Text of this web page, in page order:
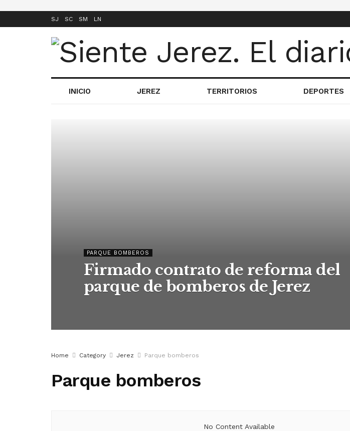
SJ SC SM LN
INICIO JEREZ TERRITORIOS DEPORTES
PARQUE BOMBEROS
Firmado contrato de reforma del
parque de bomberos de Jerez
Home Category Jerez Parque bomberos
Parque bomberos
No Content Available